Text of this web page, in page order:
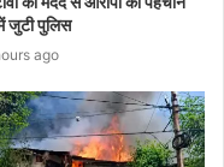
जुटी पुलिस
ago